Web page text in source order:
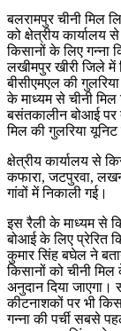
बलरामपुर चीनी मिल
को क्षेत्रीय कार्यालय
किसानों के लिए गन्ना
लखीमपुर खीरी जिले में
बीसीएमएल की
के माध्यम से चीनी
बसंतकालीन बोआई पर
मिल की गुलरिया
क्षेत्रीय कार्यालय से
कफारा, जटपुरवा,
गांवों में निकाली गई।
इस रैली के माध्यम से
बोआई के लिए प्रेरित
कुमार सिंह बघेल ने
किसानों को चीनी
अनुदान दिया
कीटनाशकों पर भी
गन्ना की पर्ची सबसे